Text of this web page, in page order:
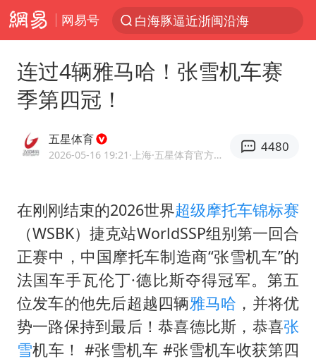
网易号
白海豚逼近浙闽沿海
拜登前列腺癌恶化
上海轨交全网络地面高架区段限速运行
浙江海域将现5到8米巨浪到狂浪
2026年7月份居民消费价格同比上涨0.5%
“伊斯兰版北约”出现
台铃电动车仅骑一年就断电趴窝
白海豚5次眼壁置换
陈伟霆：还以为是成毅的演唱会呢
连过4辆雅马哈！张雪机车赛
季第四冠！
五星体育
2026-05-16 19:21 ·上海 ·五星体育官方网易号
4480
在刚刚结束的2026世界超级摩托车锦标赛
（WSBK）捷克站WorldSSP组别第一回合
正赛中，中国摩托车制造商“张雪机车”的
法国车手瓦伦丁·德比斯夺得冠军。第五
位发车的他先后超越四辆雅马哈 ，并将优
势一路保持到最后！恭喜德比斯，恭喜张
雪机车！ #张雪机车 #张雪机车收获第四